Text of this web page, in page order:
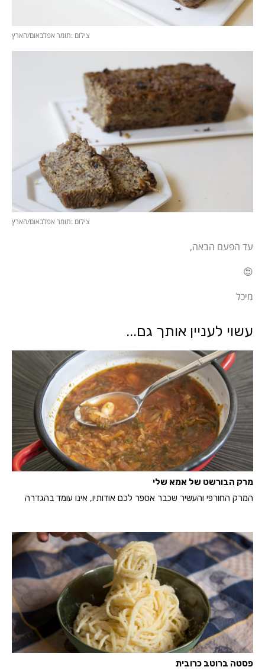
צילום :תומר אפלבאום/הארץ
צילום :תומר אפלבאום/הארץ
עד הפעם הבאה,
😍
מיכל
עשוי לעניין אותך גם...
מרק הבורשט של אמא שלי
המרק החורפי והעשיר שכבר אספר לכם אודותיו, אינו עומד בהגדרה
פסטה ברוטב כרובית